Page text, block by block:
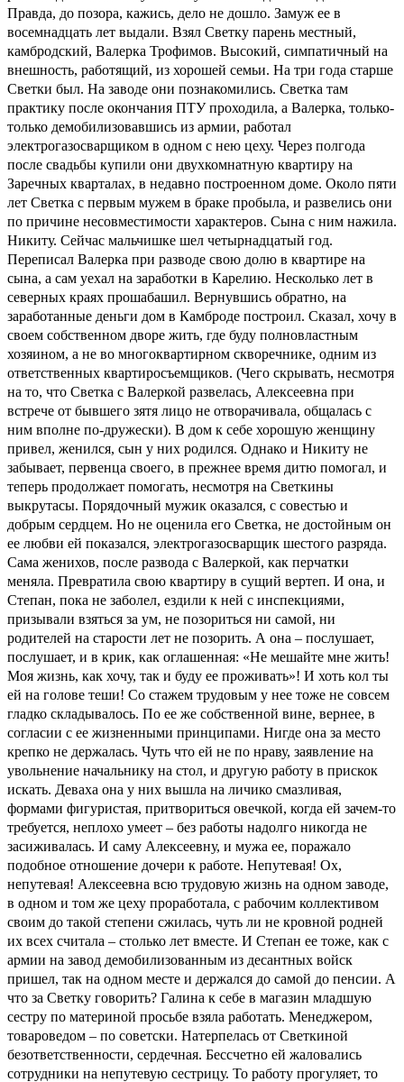
Правда, до позора, кажись, дело не дошло. Замуж ее в
восемнадцать лет выдали. Взял Светку парень местный,
камбродский, Валерка Трофимов. Высокий, симпатичный на
внешность, работящий, из хорошей семьи. На три года старше
Светки был. На заводе они познакомились. Светка там
практику после окончания ПТУ проходила, а Валерка, только-
только демобилизовавшись из армии, работал
электрогазосварщиком в одном с нею цеху. Через полгода
после свадьбы купили они двухкомнатную квартиру на
Заречных кварталах, в недавно построенном доме. Около пяти
лет Светка с первым мужем в браке пробыла, и развелись они
по причине несовместимости характеров. Сына с ним нажила.
Никиту. Сейчас мальчишке шел четырнадцатый год.
Переписал Валерка при разводе свою долю в квартире на
сына, а сам уехал на заработки в Карелию. Несколько лет в
северных краях прошабашил. Вернувшись обратно, на
заработанные деньги дом в Камброде построил. Сказал, хочу в
своем собственном дворе жить, где буду полновластным
хозяином, а не во многоквартирном скворечнике, одним из
ответственных квартиросъемщиков. (Чего скрывать, несмотря
на то, что Светка с Валеркой развелась, Алексеевна при
встрече от бывшего зятя лицо не отворачивала, общалась с
ним вполне по-дружески). В дом к себе хорошую женщину
привел, женился, сын у них родился. Однако и Никиту не
забывает, первенца своего, в прежнее время дитю помогал, и
теперь продолжает помогать, несмотря на Светкины
выкрутасы. Порядочный мужик оказался, с совестью и
добрым сердцем. Но не оценила его Светка, не достойным он
ее любви ей показался, электрогазосварщик шестого разряда.
Сама женихов, после развода с Валеркой, как перчатки
меняла. Превратила свою квартиру в сущий вертеп. И она, и
Степан, пока не заболел, ездили к ней с инспекциями,
призывали взяться за ум, не позориться ни самой, ни
родителей на старости лет не позорить. А она – послушает,
послушает, и в крик, как оглашенная: «Не мешайте мне жить!
Моя жизнь, как хочу, так и буду ее проживать»! И хоть кол ты
ей на голове теши! Со стажем трудовым у нее тоже не совсем
гладко складывалось. По ее же собственной вине, вернее, в
согласии с ее жизненными принципами. Нигде она за место
крепко не держалась. Чуть что ей не по нраву, заявление на
увольнение начальнику на стол, и другую работу в прискок
искать. Деваха она у них вышла на личико смазливая,
формами фигуристая, притвориться овечкой, когда ей зачем-то
требуется, неплохо умеет – без работы надолго никогда не
засиживалась. И саму Алексеевну, и мужа ее, поражало
подобное отношение дочери к работе. Непутевая! Ох,
непутевая! Алексеевна всю трудовую жизнь на одном заводе,
в одном и том же цеху проработала, с рабочим коллективом
своим до такой степени сжилась, чуть ли не кровной родней
их всех считала – столько лет вместе. И Степан ее тоже, как с
армии на завод демобилизованным из десантных войск
пришел, так на одном месте и держался до самой до пенсии. А
что за Светку говорить? Галина к себе в магазин младшую
сестру по материной просьбе взяла работать. Менеджером,
товароведом – по советски. Натерпелась от Светкиной
безответственности, сердечная. Бессчетно ей жаловались
сотрудники на непутевую сестрицу. То работу прогуляет, то